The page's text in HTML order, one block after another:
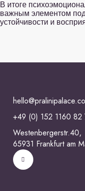
В итоге
важным элементом
устойчивости и
+49 (0) 152 1160 82
Westenbergerstr.40,
65931 Frankfurt am